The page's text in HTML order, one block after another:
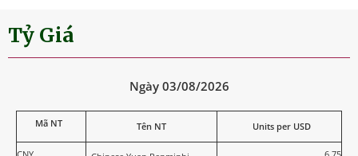
Tỷ Giá
Ngày 03/08/2026
Mã NT Tên NT Units per USD
CNY 6,75